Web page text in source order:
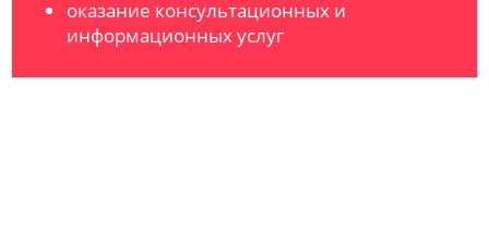
оказание консультационных и
информационных услуг